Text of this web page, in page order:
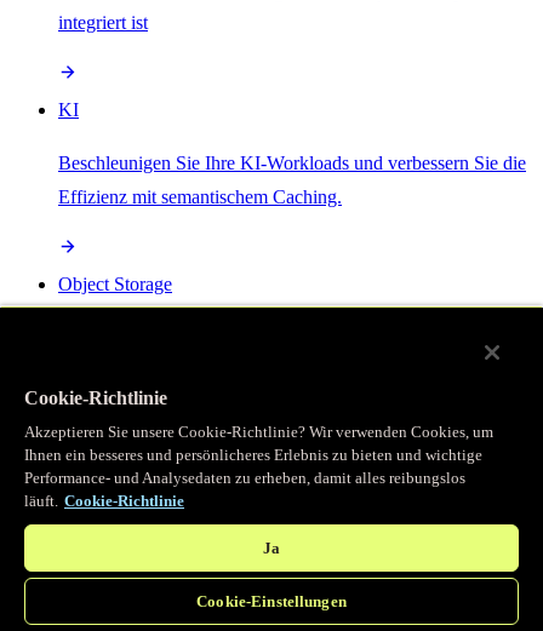
integriert ist
KI
Beschleunigen Sie Ihre KI-Workloads und verbessern Sie die
Effizienz mit semantischem Caching.
Object Storage
Programmierbarer Cache
Erhalten Sie vollständigen programmatischen Zugriff auf das
legendäre Caching, das unser CDN antreibt.
Cookie-Richtlinie
Akzeptieren Sie unsere Cookie-Richtlinie? Wir verwenden Cookies, um
Ihnen ein besseres und persönlicheres Erlebnis zu bieten und wichtige
Performance- und Analysedaten zu erheben, damit alles reibungslos
läuft. Cookie-Richtlinie
Ja
Cookie-Einstellungen